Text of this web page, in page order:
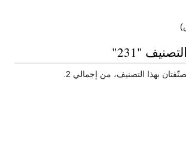
"231"
بهذا التصنيف، من إجمالي 2.